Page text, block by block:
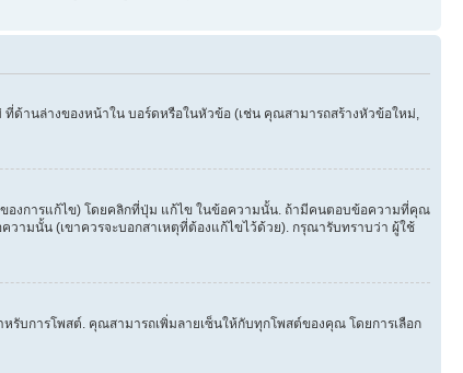
านล่างของหน้าใน บอร์ดหรือในหัวข้อ (เช่น คุณสามารถสร้างหัวข้อใหม่,
องการแก้ไข) โดยคลิกที่ปุ่ม แก้ไข ในข้อความนั้น. ถ้ามีคนตอบข้อความที่คุณ
ามนั้น (เขาควรจะบอกสาเหตุที่ต้องแก้ไขไว้ด้วย). กรุณารับทราบว่า ผู้ใช้
บการโพสต์. คุณสามารถเพิ่มลายเซ็นให้กับทุกโพสต์ของคุณ โดยการเลือก